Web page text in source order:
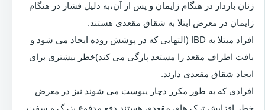
زنان باردار در هنگام زایمان و پس از آن،به دلیل فشار در هنگام
زایمان در معرض ابتلا به شقاق مقعدی هستند.
افراد مبتلا به IBD (التهابی که در پوشش روده ایجاد می شود و
بافت اطراف مقعد را مستعد پارگی می کند)خطر بیشتری برای
ایجاد شقاق مقعدی دارند.
افرادی که به طور مکرر دچار یبوست می شوند نیز در معرض
خطر افزایش ترک های مقعدی هستند.دفع مدفوع بزرگ و سفت